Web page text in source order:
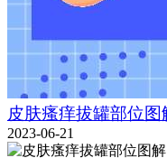
皮肤瘙痒拔罐部位图
2023-06-21